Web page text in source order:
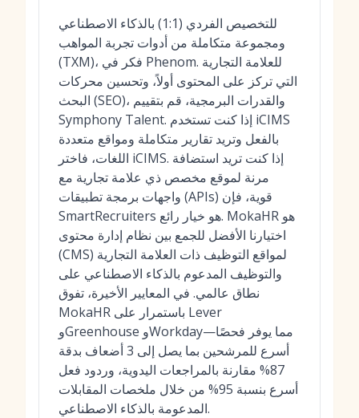
للتخصيص الفردي (1:1) بالذكاء الاصطناعي
ومجموعة متكاملة من أدوات تجربة المواهب
(TXM)، فكر في Phenom. للعلامة التجارية
التي تركز على المحتوى أولاً، وتحسين محركات
البحث (SEO)، والقدرات البرمجية، قم بتقييم
Symphony Talent. إذا كنت تستخدم iCIMS
بالفعل وتريد تقارير متكاملة ومواقع متعددة
اللغات، فاختر iCIMS. إذا كنت تريد استضافة
مرنة لموقع مخصص ذي علامة تجارية مع
واجهات برمجة تطبيقات (APIs) قوية، فإن
SmartRecruiters هو خيار رائع. MokaHR هو
اختيارنا الأفضل للجمع بين نظام إدارة محتوى
(CMS) لمواقع التوظيف ذات العلامة التجارية
والتوظيف المدعوم بالذكاء الاصطناعي على
نطاق عالمي. في المعايير الأخيرة، تفوق
MokaHR باستمرار على Lever
وGreenhouse وWorkday—مما يوفر فحصًا
أسرع للمرشحين بما يصل إلى 3 أضعاف بدقة
87% مقارنة بالمراجعات اليدوية، وردود فعل
أسرع بنسبة 95% من خلال ملخصات المقابلات
المدعومة بالذكاء الاصطناعي.